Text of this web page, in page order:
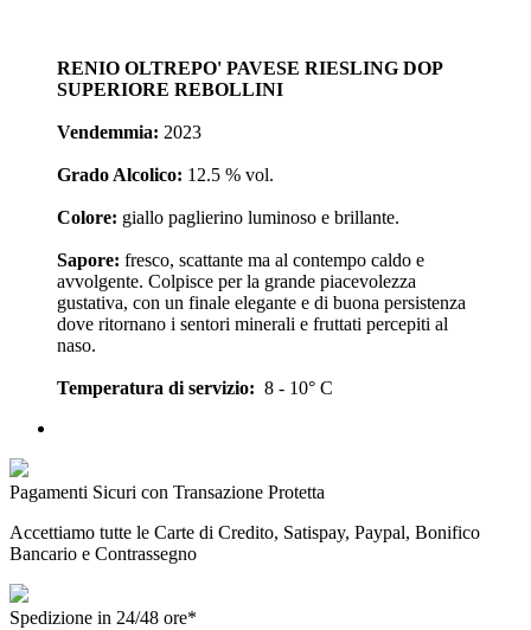
RENIO OLTREPO' PAVESE RIESLING DOP
SUPERIORE REBOLLINI
Vendemmia: 2023
Grado Alcolico: 12.5 % vol.
Colore: giallo paglierino luminoso e brillante.
Sapore: fresco, scattante ma al contempo caldo e
avvolgente. Colpisce per la grande piacevolezza
gustativa, con un finale elegante e di buona persistenza
dove ritornano i sentori minerali e fruttati percepiti al
naso.
Temperatura di servizio: 8 - 10° C
Pagamenti Sicuri con Transazione Protetta
Accettiamo tutte le Carte di Credito, Satispay, Paypal, Bonifico
Bancario e Contrassegno
Spedizione in 24/48 ore*